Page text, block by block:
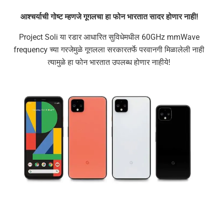
आश्चर्याची गोष्ट म्हणजे गूगलचा हा फोन भारतात सादर होणार नाही!
Project Soli या रडार आधारित सुविधेमधील 60GHz mmWave
frequency च्या गरजेमुळे गूगलला सरकारतर्फे परवानगी मिळालेली नाही
त्यामुळे हा फोन भारतात उपलब्ध होणार नाहीये!